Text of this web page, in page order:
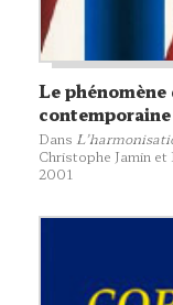
Le phénomène
contemporaine
Dans
Christophe Jamin et
2001